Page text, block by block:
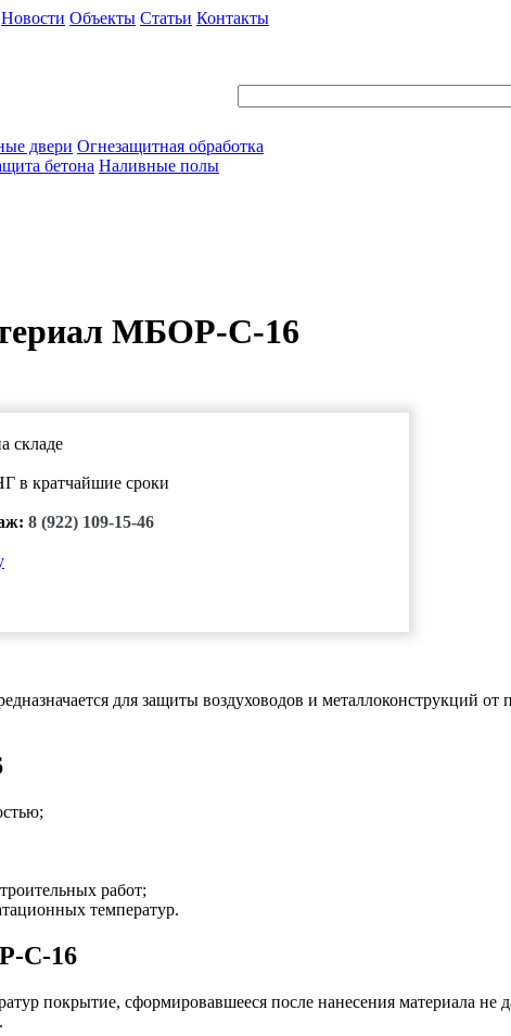
Новости Объекты Статьи Контакты
двери Огнезащитная обработка
бетона Наливные полы
МБОР-С-16
складе
в кратчайшие сроки
8 (922) 109-15-46
для защиты воздуховодов и металлоконструкций
работ;
температур.
С-16
покрытие, сформировавшееся после нанесения материала не